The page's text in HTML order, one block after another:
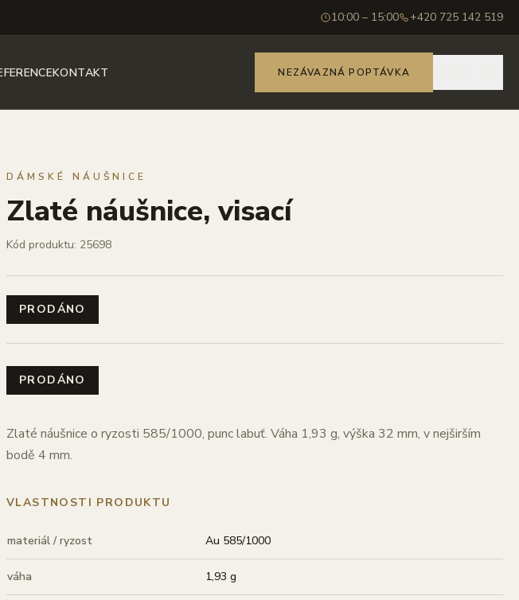
10:00 – 15:00 +420 725 142 519
KONTAKT NEZÁVAZNÁ POPTÁVKA
DÁMSKÉ NÁUŠNICE
Zlaté náušnice, visací
Kód produktu: 25698
PRODÁNO
PRODÁNO
Zlaté náušnice o ryzosti 585/1000, punc labuť. Váha 1,93 g, výška 32 mm, v nejširším
bodě 4 mm.
VLASTNOSTI PRODUKTU
materiál / ryzost Au 585/1000
váha 1,93 g